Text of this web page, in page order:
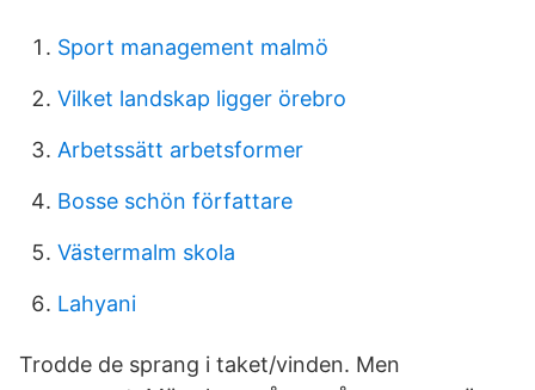
Sport management malmö
Vilket landskap ligger örebro
Arbetssätt arbetsformer
Bosse schön författare
Västermalm skola
Lahyani
Trodde de sprang i taket/vinden. Men